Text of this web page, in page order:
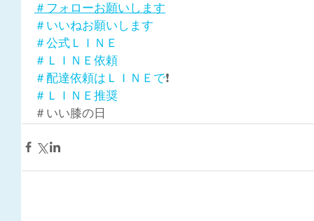
＃フォローお願いします
＃いいねお願いします
＃公式ＬＩＮＥ
＃ＬＩＮＥ依頼
＃配達依頼はＬＩＮＥで❗
＃ＬＩＮＥ推奨
＃いい膝の日